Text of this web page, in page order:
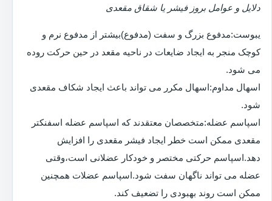
دلایل و عوامل بروز فیشر یا شقاق مقعدی
یبوست:مدفوع بزرگ و سفت (مدفوع)بیشتر از مدفوع نرم و
کوچک منجر به ایجاد ضایعات در ناحیه مقعد در حین حرکت روده
می شود.
اسهال مداوم:اسهال مکرر می تواند باعث ایجاد شکاف مقعدی
شود.
اسپاسم عضله:متخصصان معتقدند که اسپاسم عضله اسفنکتر
مقعدی ممکن است خطر ایجاد فیشر مقعدی را افزایش
دهد.اسپاسم حرکتی مختصر و خودکار عضلانی است،وقتی
عضله می تواند ناگهان سفت شود.اسپاسم عضلات همچنین
ممکن است روند بهبودی را تضعیف کند.